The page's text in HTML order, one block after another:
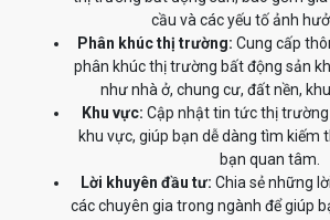
cầu và các yếu tố ảnh
Phân khúc thị trường: Cung cấp
phân khúc thị trường bất động sản
như nhà ở, chung cư, đất nền,
Khu vực: Cập nhật tin tức thị
khu vực, giúp bạn dễ dàng tìm kiếm
bạn quan tâm.
Lời khuyên đầu tư: Chia sẻ những
các chuyên gia trong ngành để giúp